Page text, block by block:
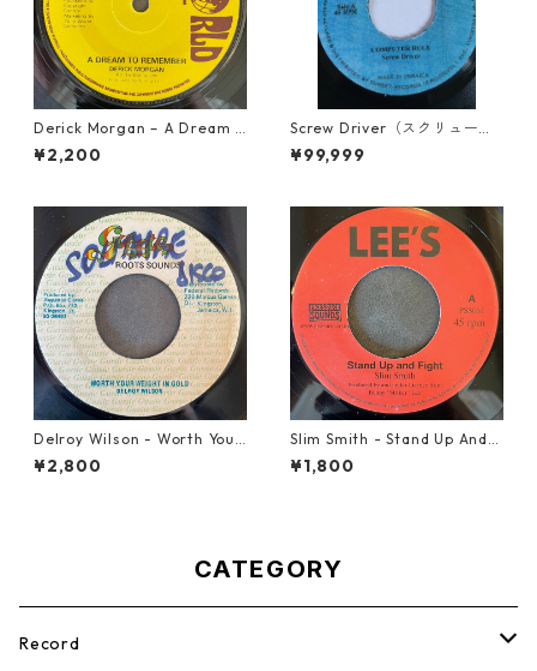
Derick Morgan – A Dream T
o Remember【7-21824】
¥2,200
Screw Driver（スクリュード
ライバー） - Computer Rule
【7'】
¥99,999
Delroy Wilson - Worth Your
Weight In Gold【7-21965】
¥2,800
Slim Smith - Stand Up And F
ight 【7-21832】
¥1,800
CATEGORY
Record